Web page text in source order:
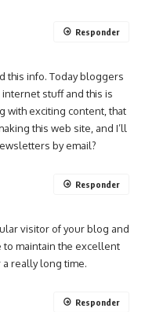
this info. Today bloggers
stuff and this is
with exciting content, that
this web site, and I’ll
by email?
Responder
visitor of your blog and
to maintain the excellent
a really long time.
Responder
Responder